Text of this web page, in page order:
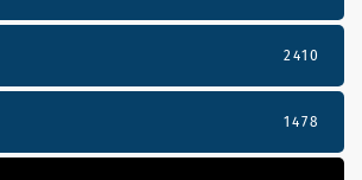
2410
1478